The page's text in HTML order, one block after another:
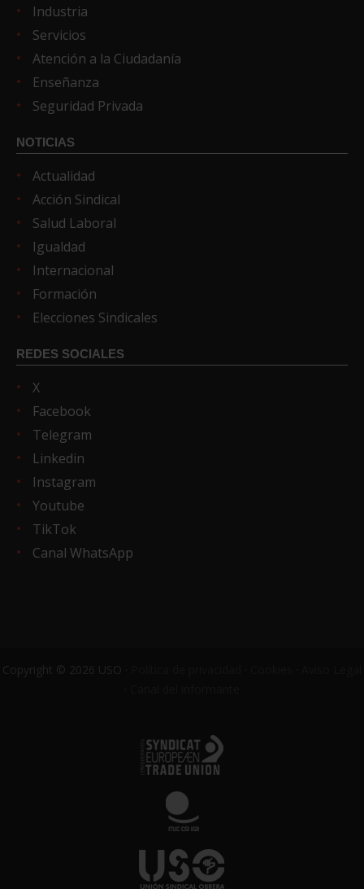
Industria
Servicios
Atención a la Ciudadanía
Enseñanza
Seguridad Privada
NOTICIAS
Actualidad
Acción Sindical
Salud Laboral
Igualdad
Internacional
Formación
Elecciones Sindicales
REDES SOCIALES
X
Facebook
Telegram
Linkedin
Instagram
Youtube
TikTok
Canal WhatsApp
Copyright © 2026 USO ·